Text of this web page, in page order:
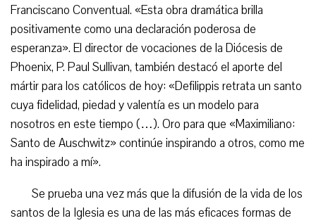
Franciscano Conventual. «Esta obra dramática brilla
positivamente como una declaración poderosa de
esperanza». El director de vocaciones de la Diócesis de
Phoenix, P. Paul Sullivan, también destacó el aporte del
mártir para los católicos de hoy: «Defilippis retrata un santo
cuya fidelidad, piedad y valentía es un modelo para
nosotros en este tiempo (…). Oro para que «Maximiliano:
Santo de Auschwitz» continúe inspirando a otros, como me
ha inspirado a mí».
Se prueba una vez más que la difusión de la vida de los
santos de la Iglesia es una de las más eficaces formas de